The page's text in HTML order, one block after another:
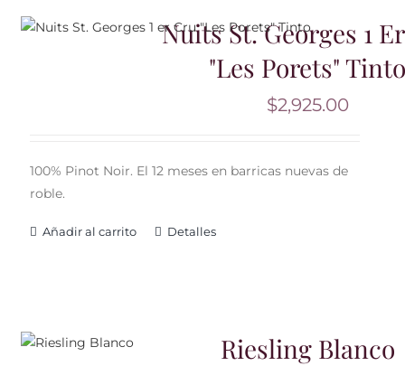
Nuits St. Georges 1
"Les Porets" Tinto
$2,925.00
100% Pinot Noir. El 12 meses en barricas nuevas de
roble.
Añadir al carrito Detalles
Riesling Blanco